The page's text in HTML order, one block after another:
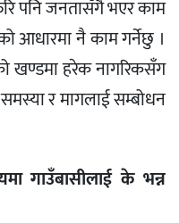
पनि जनतासँगै भएर काम
आधारमा नै काम गर्नेछु ।
खण्डमा हरेक नागरिकसँग
र मागलाई सम्बोधन
गाउँबासीलाई के भन्न